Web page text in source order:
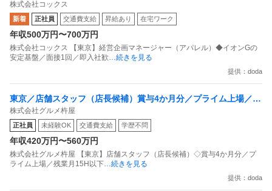
面接1回／即入社歓迎
株式会社コックス
新着 正社員 交通費支給 昇給あり 在宅ワーク
年収500万円〜700万円
株式会社コックス 【東京】経営企画マネージャー（アパレル）◆イオンGの
安定基盤／面接1回／即入社歓 …続きを見る
提供：doda
東京／店舗スタッフ（店長候補）賞与4か月分／プライム上場／残
業月15H以下／新店オープン多数
株式会社グルメ杵屋
正社員 未経験OK 交通費支給 学歴不問
年収420万円〜560万円
株式会社グルメ杵屋 【東京】店舗スタッフ（店長候補）◇賞与4か月分／プ
ライム上場／残業月15H以下 …続きを見る
提供：doda